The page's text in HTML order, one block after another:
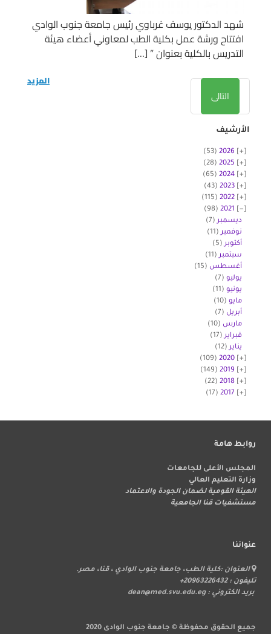
شهد الدكتور يوسف غرباوي رئيس جامعة جنوب الوادي
افتتاح ورشة عمل بكلية الطب لمعاوني أعضاء هيئة
التدريس بالكلية بعنوان ” […]
المزيد
التالى
الأرشيف
2026
(53)
2025
(28)
2024
(65)
2023
(43)
2022
(115)
2021
(98)
ديسمبر(7)
نوفمبر(11)
أكتوبر(5)
سبتمبر(11)
أغسطس (15)
يوليو (7)
يونيو (11)
مايو (10)
أبريل (7)
مارس (10)
فبراير(17)
يناير(12)
2020
(109)
2019
(149)
2018
(22)
2017
(17)
روابط هامة
المجلس الأعلى للجامعات
وزارة التعليم العالي
الهيئة القومية لضمان الجودة والاعتماد
مستشفيات قنا الجامعية
عنواننا
العنوان :كلية الطب، جامعة جنوب الوادي ، قنا، مصر.
تليفون : 20963226432+
بريد الكتروني : dean@med.svu.edu.eg
جميع الحقوق محفوظة © جامعة جنوب الوادى 2020